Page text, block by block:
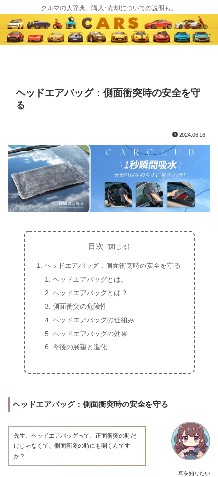
クルマの大辞典、購入･売却についての説明も。
ヘッドエアバッグ：側面衝突時の安全を守
る
2024.06.16
目次
ヘッドエアバッグ：側面衝突時の安全を守る
ヘッドエアバッグとは。
ヘッドエアバッグとは？
側面衝突の危険性
ヘッドエアバッグの仕組み
ヘッドエアバッグの効果
今後の展望と進化
ヘッドエアバッグ：側面衝突時の安全を守る
車を知りたい
先生、ヘッドエアバッグって、正面衝突の時だ
けじゃなくて、側面衝突の時にも開くんです
か？